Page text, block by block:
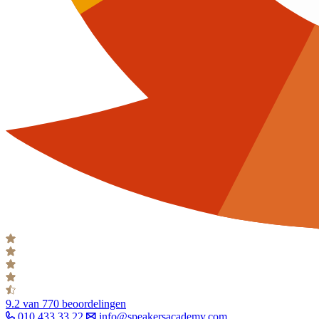
9.2 van 770 beoordelingen
010 433 33 22
info@speakersacademy.com